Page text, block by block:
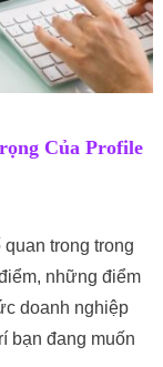
Của Profile
trong trong
những điểm
doanh nghiệp
bạn đang muốn